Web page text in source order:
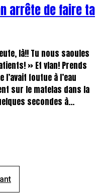
arrête de faire ta
là!! Tu nous saoules
» Et vlan! Prends
foutue à l’eau
sur le matelas dans la
secondes à...